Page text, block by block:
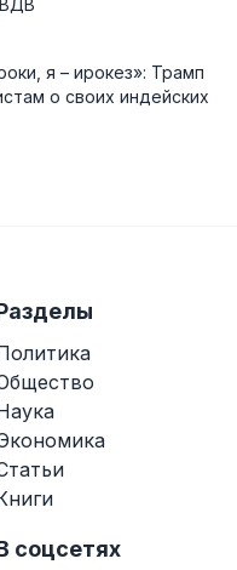
я – ирокез»: Трамп
о своих индейских
соцсетях